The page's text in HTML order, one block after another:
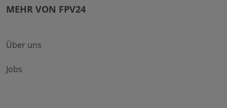
MEHR VON FPV24
Über uns
Jobs